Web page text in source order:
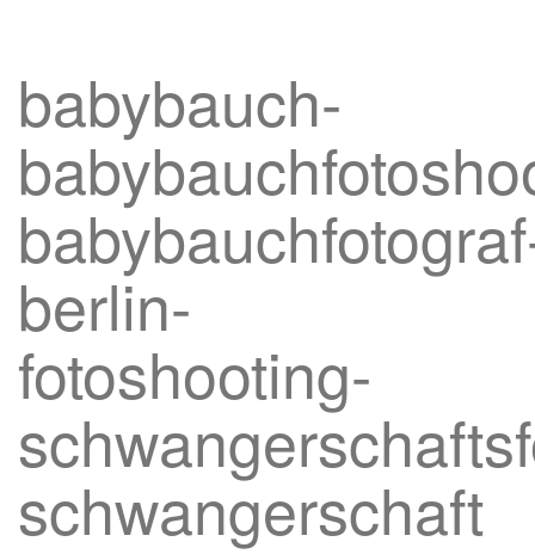
babybauch-
berlin-
fotoshooting-
schwangerschaft